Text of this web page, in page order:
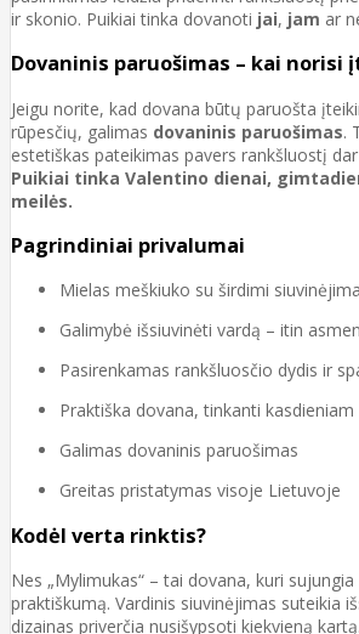
ir skonio. Puikiai tinka dovanoti jai, jam ar
Dovaninis paruošimas – kai
Jeigu norite, kad dovana būtų paruošta
rūpesčių, galimas dovaninis paruošimas.
estetiškas pateikimas pavers rankšluostį
Puikiai tinka Valentino dienai,
meilės.
Pagrindiniai privalumai
Mielas meškiuko su širdimi
Galimybė išsiuvinėti vardą – itin
Pasirenkamas rankšluosčio dydis ir
Praktiška dovana, tinkanti
Galimas dovaninis paruošimas
Greitas pristatymas visoje Lietuvoje
Kodėl verta rinktis?
Nes „Mylimukas“ – tai dovana, kuri
praktiškumą. Vardinis siuvinėjimas suteikia
dizainas priverčia nusišypsoti kiekvieną